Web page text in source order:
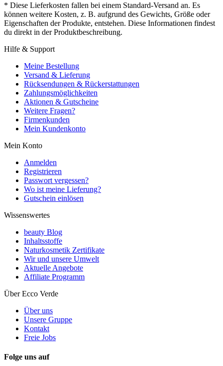
* Diese Lieferkosten fallen bei einem Standard-Versand an. Es
können weitere Kosten, z. B. aufgrund des Gewichts, Größe oder
Eigenschaften der Produkte, entstehen. Diese Informationen findest
du direkt in der Produktbeschreibung.
Hilfe & Support
Meine Bestellung
Versand & Lieferung
Rücksendungen & Rückerstattungen
Zahlungsmöglichkeiten
Aktionen & Gutscheine
Weitere Fragen?
Firmenkunden
Mein Kundenkonto
Mein Konto
Anmelden
Registrieren
Passwort vergessen?
Wo ist meine Lieferung?
Gutschein einlösen
Wissenswertes
beauty Blog
Inhaltsstoffe
Naturkosmetik Zertifikate
Wir und unsere Umwelt
Aktuelle Angebote
Affiliate Programm
Über Ecco Verde
Über uns
Unsere Gruppe
Kontakt
Freie Jobs
Folge uns auf